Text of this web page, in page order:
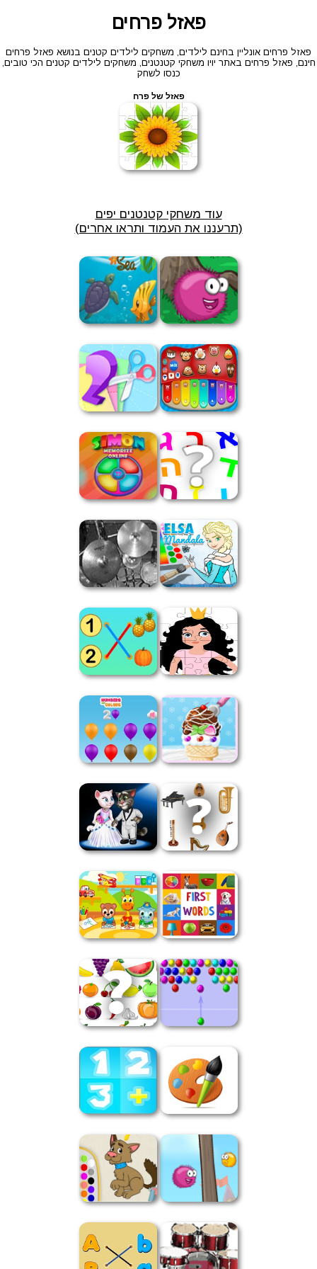
פאזל פרחים
פאזל פרחים אונליין בחינם לילדים, משחקים לילדים קטנים בנושא פאזל פרחים
חינם, פאזל פרחים באתר יויו משחקי קטנטנים, משחקים לילדים קטנים הכי טובים,
כנסו לשחק
פאזל של פרח
עוד משחקי קטנטנים יפים
(תרעננו את העמוד ותראו אחרים)